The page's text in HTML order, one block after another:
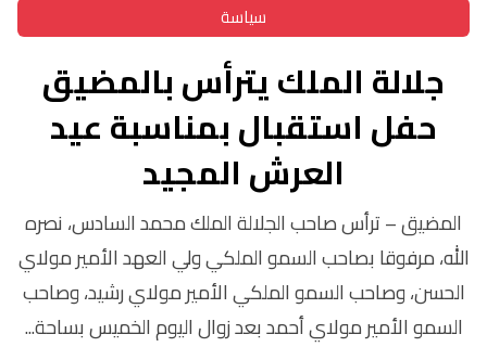
سياسة
جلالة الملك يترأس بالمضيق
حفل استقبال بمناسبة عيد
العرش المجيد
المضيق – ترأس صاحب الجلالة الملك محمد السادس، نصره
الله، مرفوقا بصاحب السمو الملكي ولي العهد الأمير مولاي
الحسن، وصاحب السمو الملكي الأمير مولاي رشيد، وصاحب
السمو الأمير مولاي أحمد بعد زوال اليوم الخميس بساحة...